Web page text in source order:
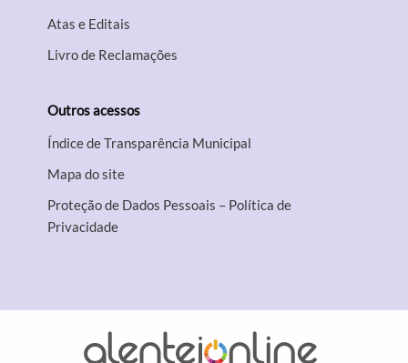
Atas e Editais
Livro de Reclamações
Outros acessos
Índice de Transparência Municipal
Mapa do site
Proteção de Dados Pessoais – Política de
Privacidade